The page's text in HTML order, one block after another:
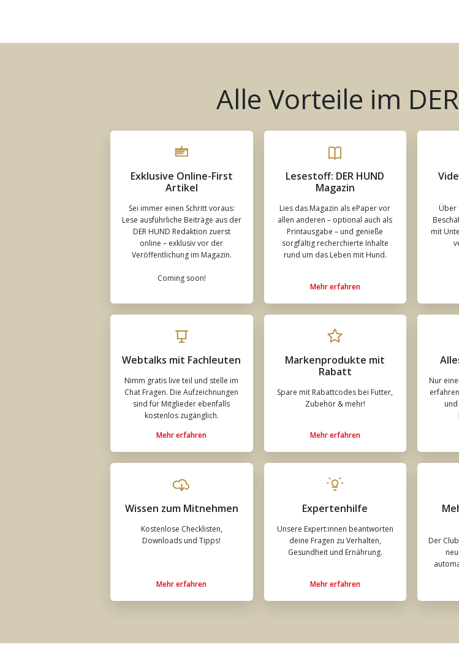
Alle Vorteile im
Exklusive Online-First
Artikel
Sei immer einen Schritt voraus:
Lese ausführliche Beiträge aus der
DER HUND Redaktion zuerst
online – exklusiv vor der
Veröffentlichung im Magazin.
Coming soon!
Lesestoff: DER HUND
Magazin
Lies das Magazin als ePaper vor
allen anderen – optional auch als
Printausgabe – und genieße
sorgfältig recherchierte Inhalte
rund um das Leben mit Hund.
Mehr erfahren
Über
mit
Webtalks mit Fachleuten
Nimm gratis live teil und stelle im
Chat Fragen. Die Aufzeichnungen
sind für Mitglieder ebenfalls
kostenlos zugänglich.
Mehr erfahren
Markenprodukte mit
Rabatt
Spare mit Rabattcodes bei Futter,
Zubehör & mehr!
Mehr erfahren
Nur
Wissen zum Mitnehmen
Kostenlose Checklisten,
Downloads und Tipps!
Mehr erfahren
Expertenhilfe
Unsere Expert:innen beantworten
deine Fragen zu Verhalten,
Gesundheit und Ernährung.
Mehr erfahren
Der